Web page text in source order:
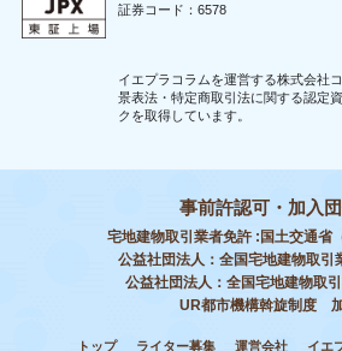
証券コード：6578
イエプラコラムを運営する株式会社
景表法・特定商取引法に関する認定
クを取得しています。
事前許認可・加入
宅地建物取引業者免許 :国土交通省
公益社団法人：全国宅地建物取引
公益社団法人：全国宅地建物取
UR都市機構斡旋制度
トップ ライター募集 運営会社 イエ